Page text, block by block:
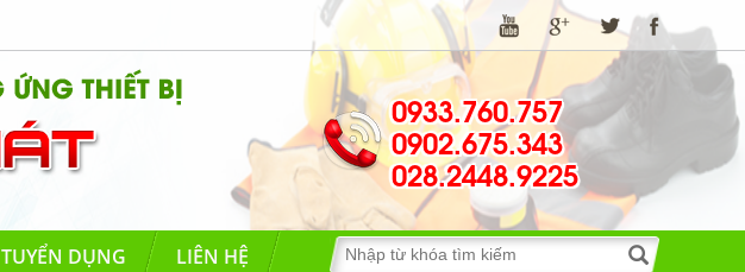
0933.760.757
0902.675.343
028.2448.9225
TUYỂN DỤNG LIÊN HỆ
Những quy định và hệ thống pháp
luật về bảo hộ lao động
Những quy định và hệ thống pháp luật
về bảo hộ lao động